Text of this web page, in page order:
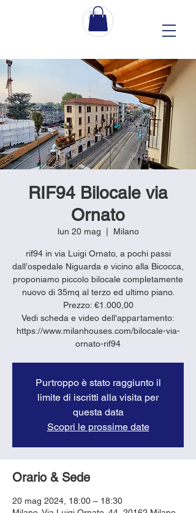
RIF94 Bilocale via
Ornato
lun 20 mag Milano
rif94 in via Luigi Ornato, a pochi passi
dall’ospedale Niguarda e vicino alla Bicocca,
proponiamo piccolo bilocale completamente
nuovo di 35mq al terzo ed ultimo piano.
Prezzo: €1.000,00
Vedi scheda e video dell'appartamento:
https://www.milanhouses.com/bilocale-via-
ornato-rif94
Purtroppo è stato raggiunto il
limite di iscritti alla visita per
questa data
Scopri le prossime date
Orario & Sede
20 mag 2024, 18:00 – 18:30